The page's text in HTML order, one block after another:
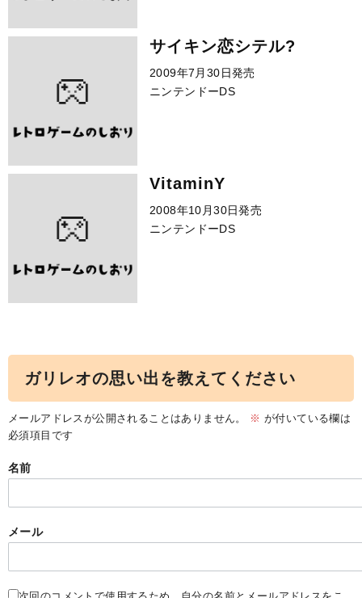
サイキン恋シテル?
2009年7月30日発売
ニンテンドーDS
VitaminY
2008年10月30日発売
ニンテンドーDS
ガリレオの思い出を教えてください
メールアドレスが公開されることはありません。 ※ が付いている欄は
必須項目です
名前
メール